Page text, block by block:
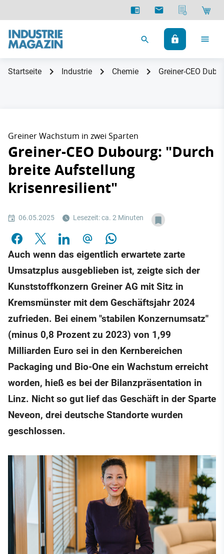
Startseite Industrie Chemie Greiner-CEO
Greiner Wachstum in zwei Sparten
Greiner-CEO Dubourg: "Durch
breite Aufstellung
krisenresilient"
06.05.2025 Lesezeit: ca. 2 Minuten
Auch wenn das eigentlich erwartete zarte
Umsatzplus ausgeblieben ist, zeigte sich der
Kunststoffkonzern Greiner AG mit Sitz in
Kremsmünster mit dem Geschäftsjahr 2024
zufrieden. Bei einem "stabilen Konzernumsatz"
(minus 0,8 Prozent zu 2023) von 1,99
Milliarden Euro sei in den Kernbereichen
Packaging und Bio-One ein Wachstum erreicht
worden, hieß es bei der Bilanzpräsentation in
Linz. Nicht so gut lief das Geschäft in der Sparte
Neveon, drei deutsche Standorte wurden
geschlossen.